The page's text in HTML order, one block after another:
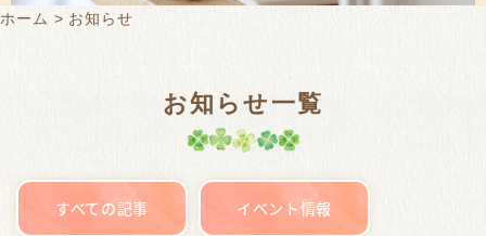
ホーム お知らせ
お知らせ一覧
すべての記事 イベント情報